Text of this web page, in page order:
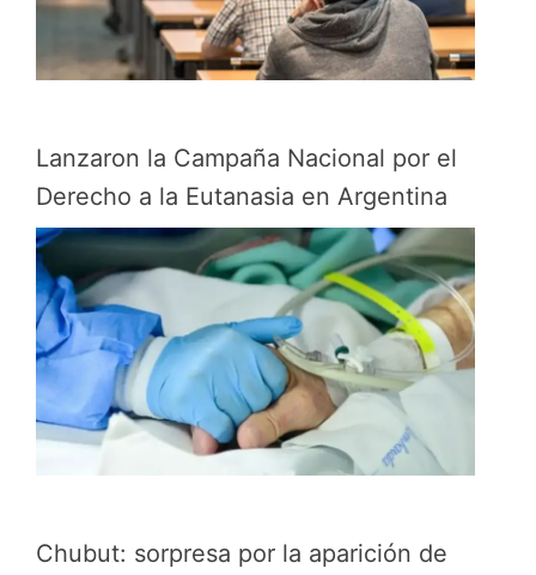
Lanzaron la Campaña Nacional por el
Derecho a la Eutanasia en Argentina
Chubut: sorpresa por la aparición de